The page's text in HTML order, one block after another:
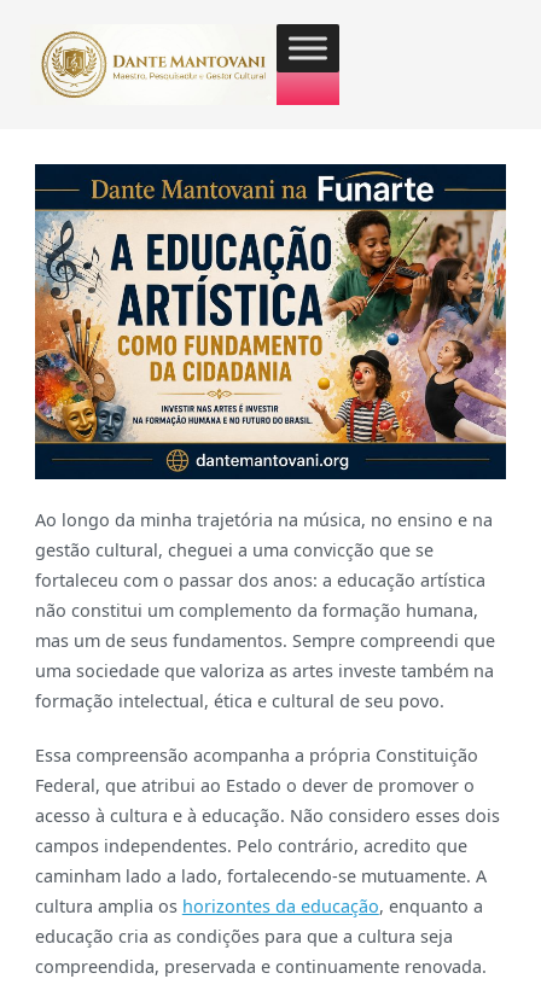
Ao longo da minha trajetória na música, no ensino e na
gestão cultural, cheguei a uma convicção que se
fortaleceu com o passar dos anos: a educação artística
não constitui um complemento da formação humana,
mas um de seus fundamentos. Sempre compreendi que
uma sociedade que valoriza as artes investe também na
formação intelectual, ética e cultural de seu povo.
Essa compreensão acompanha a própria Constituição
Federal, que atribui ao Estado o dever de promover o
acesso à cultura e à educação. Não considero esses dois
campos independentes. Pelo contrário, acredito que
caminham lado a lado, fortalecendo-se mutuamente. A
cultura amplia os horizontes da educação, enquanto a
educação cria as condições para que a cultura seja
compreendida, preservada e continuamente renovada.